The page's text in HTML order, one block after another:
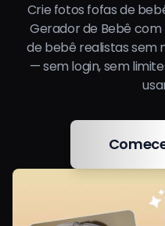
Imagem IA
Vídeo IA
Crie fotos fofas de
Gerador de Bebê com
de bebê realistas sem
— sem login, sem